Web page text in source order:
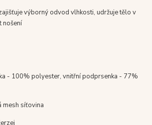
výborný odvod vlhkosti, udržuje tělo v
nošení
- 100% polyester, vnitřní podprsenka - 77%
mesh síťovina